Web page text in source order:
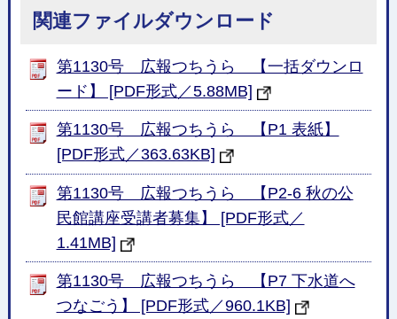
関連ファイルダウンロード
第1130号 広報つちうら 【一括ダウンロ
ード】 [PDF形式／5.88MB]
第1130号 広報つちうら 【P1 表紙】
[PDF形式／363.63KB]
第1130号 広報つちうら 【P2-6 秋の公
民館講座受講者募集】 [PDF形式／
1.41MB]
第1130号 広報つちうら 【P7 下水道へ
つなごう】 [PDF形式／960.1KB]